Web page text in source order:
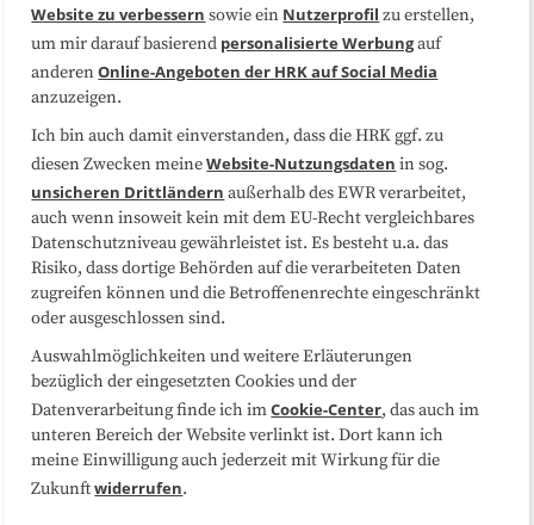
Datenschutzerklärung Impressum
Sitemap
Folgen Sie uns
Website zu verbessern sowie ein Nutzerprofil zu erstellen,
um mir darauf basierend personalisierte Werbungauf
anderenOnline-Angeboten der HRK auf Social Media
anzuzeigen.
Ich bin auch damit einverstanden, dass die HRK ggf. zu
diesen Zwecken meineWebsite-Nutzungsdaten in sog.
unsicheren Drittländern außerhalb des EWR verarbeitet,
auch wenn insoweit kein mit dem EU-Recht vergleichbares
Datenschutzniveau gewährleistet ist. Es besteht u.a. das
Risiko, dass dortige Behörden auf die verarbeiteten Daten
zugreifen können und die Betroffenenrechte eingeschränkt
oder ausgeschlossen sind.
Auswahlmöglichkeiten und weitere Erläuterungen
bezüglich der eingesetzten Cookies und der
Datenverarbeitung finde ich imCookie-Center, das auch im
unteren Bereich der Website verlinkt ist. Dort kann ich
meine Einwilligung auch jederzeit mit Wirkung für die
Zukunftwiderrufen.